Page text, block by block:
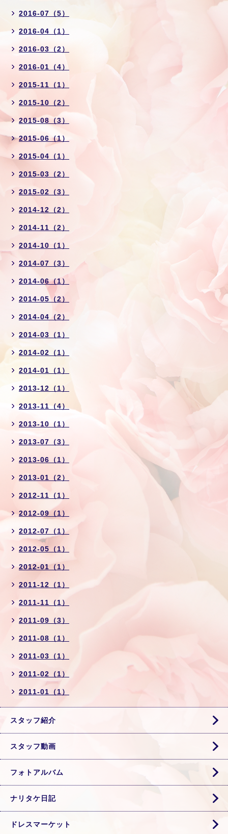
2016-07（5）
2016-04（1）
2016-03（2）
2016-01（4）
2015-11（1）
2015-10（2）
2015-08（3）
2015-06（1）
2015-04（1）
2015-03（2）
2015-02（3）
2014-12（2）
2014-11（2）
2014-10（1）
2014-07（3）
2014-06（1）
2014-05（2）
2014-04（2）
2014-03（1）
2014-02（1）
2014-01（1）
2013-12（1）
2013-11（4）
2013-10（1）
2013-07（3）
2013-06（1）
2013-01（2）
2012-11（1）
2012-09（1）
2012-07（1）
2012-05（1）
2012-01（1）
2011-12（1）
2011-11（1）
2011-09（3）
2011-08（1）
2011-03（1）
2011-02（1）
2011-01（1）
スタッフ紹介
スタッフ動画
フォトアルバム
ナリタケ日記
ドレスマーケット